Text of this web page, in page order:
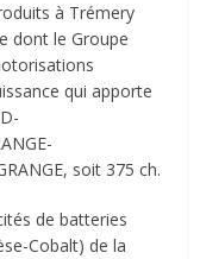
à Trémery
dont le Groupe
qui apporte
soit 375 ch.
de batteries
Cobalt) de la